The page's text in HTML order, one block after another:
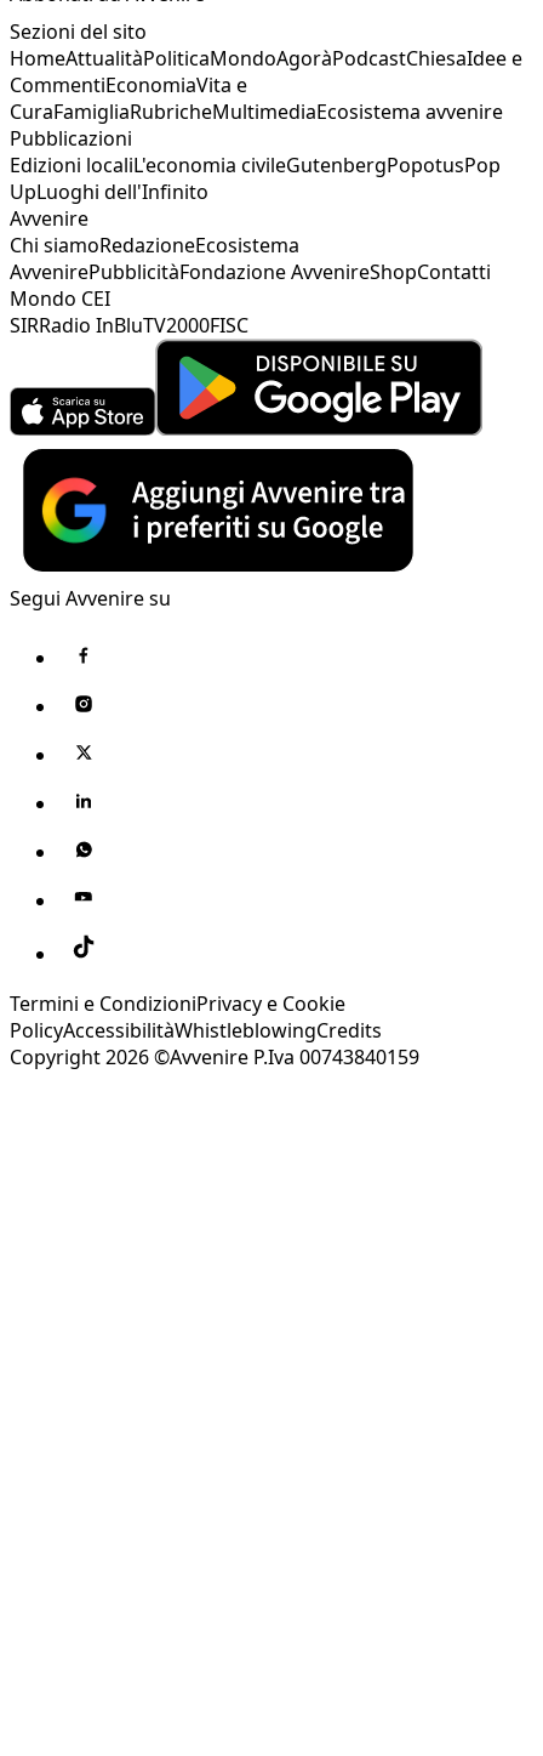
Sezioni del sito
HomeAttualitàPoliticaMondoAgoràPodcastChiesaIdee e
CommentiEconomiaVita e
CuraFamigliaRubricheMultimediaEcosistema avvenire
Pubblicazioni
Edizioni localiL'economia civileGutenbergPopotusPop
UpLuoghi dell'Infinito
Avvenire
Chi siamoRedazioneEcosistema
AvvenirePubblicitàFondazione AvvenireShopContatti
Mondo CEI
SIRRadio InBluTV2000FISC
Segui Avvenire su
Termini e CondizioniPrivacy e Cookie
PolicyAccessibilitàWhistleblowingCredits
Copyright 2026 ©Avvenire P.Iva 00743840159